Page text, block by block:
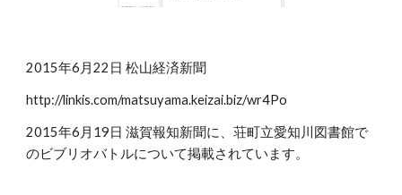
2015年6月22日 松山経済新聞
http://linkis.com/matsuyama.keizai.biz/wr4Po
2015年6月19日 滋賀報知新聞に、荘町立愛知川図書館で
のビブリオバトルについて掲載されています。